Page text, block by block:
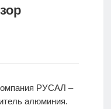
РУСАЛ –
алюминия.